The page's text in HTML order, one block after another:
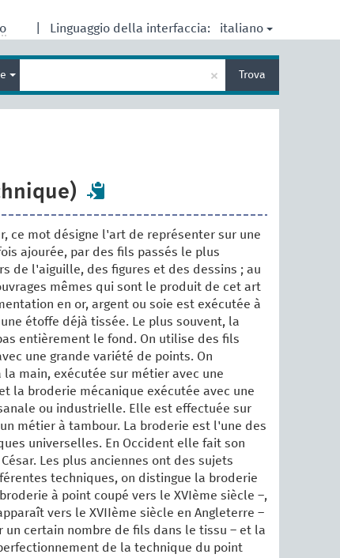
Linguaggio della interfaccia: italiano
termine
per
× Trova
ce mot désigne l'art de représenter sur une
ajourée, par des fils passés le plus
de l'aiguille, des figures et des dessins ; au
mêmes qui sont le produit de cet art
en or, argent ou soie est exécutée à
étoffe déjà tissée. Le plus souvent, la
entièrement le fond. On utilise des fils
une grande variété de points. On
main, exécutée sur métier avec une
la broderie mécanique exécutée avec une
ou industrielle. Elle est effectuée sur
métier à tambour. La broderie est l'une des
universelles. En Occident elle fait son
Les plus anciennes ont des sujets
techniques, on distingue la broderie
à point coupé vers le XVIème siècle –,
vers le XVIIème siècle en Angleterre –
un certain nombre de fils dans le tissu – et la
de la technique du point